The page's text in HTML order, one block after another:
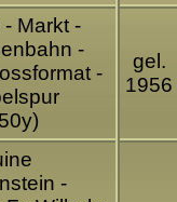
- Markt -
-
-
gel.
1956
-